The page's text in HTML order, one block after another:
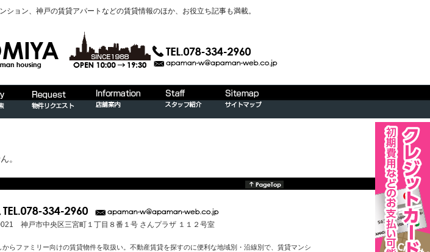
ョン、神戸の賃貸アパートなどの賃貸情報のほか、お役立ち記事も満載。
。
神戸市中央区三宮町１丁目８番１号 さんプラザ １１２号室
らファミリー向けの賃貸物件を取扱い。不動産賃貸を探すのに便利な地域別・沿線別で、賃貸マンシ